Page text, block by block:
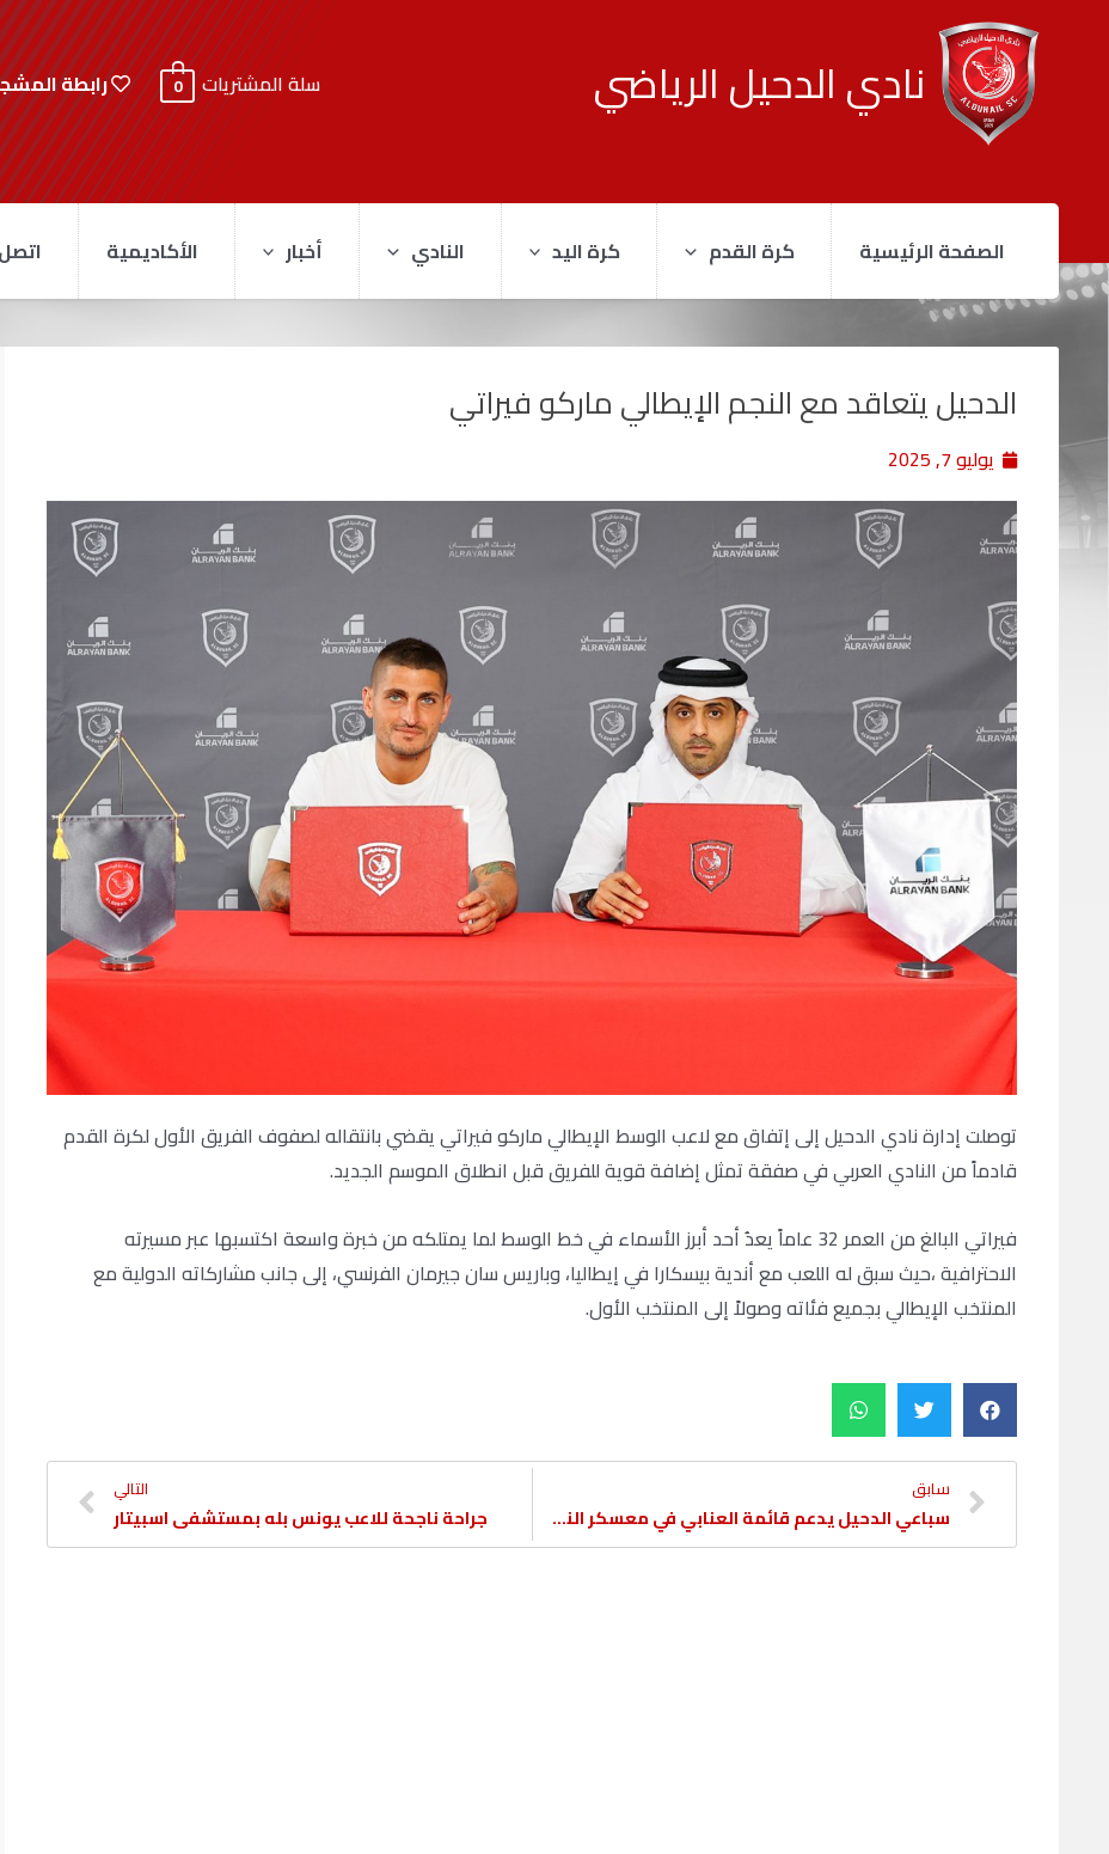
نادي الدحيل الرياضي سلة المشتريات 0 رابطة
الصفحة الرئيسية كرة القدم كرة اليد النادي أخبار الأكاديمية
الدحيل يتعاقد مع النجم الإيطالي ماركو فيراتي
يوليو 7, 2025
توصلت إدارة نادي الدحيل إلى إتفاق مع لاعب الوسط الإيطالي ماركو فيراتي يقضي بانتقاله لصفوف الفريق الأول لكرة القدم
قادماً من النادي العربي في صفقة تمثل إضافة قوية للفريق قبل انطلاق الموسم الجديد.
فيراتي البالغ من العمر 32 عاماً يعدُ أحد أبرز الأسماء في خط الوسط لما يمتلكه من خبرة واسعة اكتسبها عبر مسيرته
الاحترافية ،حيث سبق له اللعب مع أندية بيسكارا في إيطاليا، وباريس سان جيرمان الفرنسي، إلى جانب مشاركاته الدولية مع
المنتخب الإيطالي بجميع فئاته وصولاً إلى المنتخب الأول.
سابق
سباعي الدحيل يدعم قائمة العنابي في معسكر النمسا
التالي
جراحة ناجحة للاعب يونس بله بمستشفى اسبيتار